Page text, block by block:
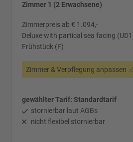
Zimmer 1 (2 Erwachsene)
Zimmerpreis ab € 1.094,-
Deluxe with partical sea facing
Frühstück (F)
Zimmer & Verpflegung anpassen
gewählter Tarif: Standardtarif
stornierbar laut AGBs
nicht flexibel stornierbar